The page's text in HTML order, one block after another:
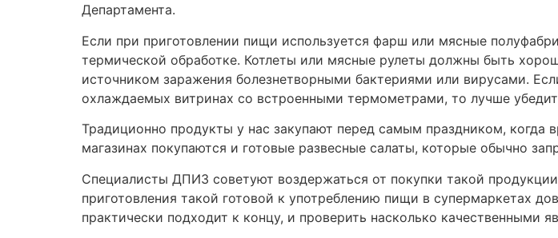
Департамента.
Если при приготовлении пищи используется фарш или мясные
термической обработке. Котлеты или мясные рулеты должны быть
источником заражения болезнетворными бактериями или вирусами.
охлаждаемых витринах со встроенными термометрами, то лучше
Традиционно продукты у нас закупают перед самым праздником, когда
магазинах покупаются и готовые развесные салаты, которые обычно
Специалисты ДПИЗ советуют воздержаться от покупки такой
приготовления такой готовой к употреблению пищи в супермаркетах
практически подходит к концу, и проверить насколько качественными